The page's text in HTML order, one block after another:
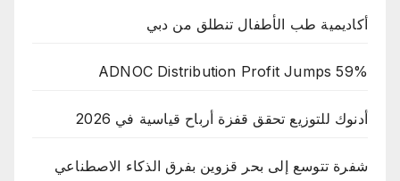
أكاديمية طب الأطفال تنطلق من دبي
ADNOC Distribution Profit Jumps 59%
أدنوك للتوزيع تحقق قفزة أرباح قياسية في 2026
شفرة تتوسع إلى بحر قزوين بفرق الذكاء الاصطناعي